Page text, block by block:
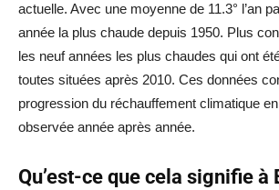
actuelle. Avec une moyenne de 11.3° l’an
année la plus chaude depuis 1950. Plus
les neuf années les plus chaudes qui ont
toutes situées après 2010. Ces données
progression du réchauffement climatique
observée année après année.
Qu’est-ce que cela signifie à